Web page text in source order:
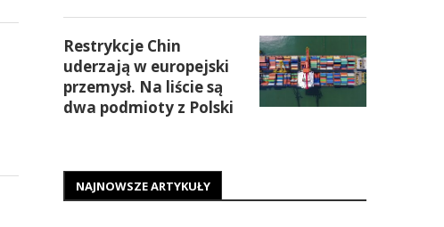
Restrykcje Chin
uderzają w europejski
przemysł. Na liście są
dwa podmioty z Polski
NAJNOWSZE ARTYKUŁY